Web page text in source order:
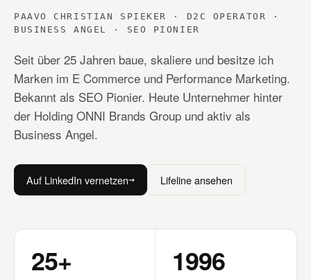
PAAVO CHRISTIAN SPIEKER · D2C OPERATOR ·
BUSINESS ANGEL · SEO PIONIER
Seit über 25 Jahren baue, skaliere und besitze ich
Marken im E Commerce und Performance Marketing.
Bekannt als SEO Pionier. Heute Unternehmer hinter
der Holding ONNI Brands Group und aktiv als
Business Angel.
Auf LinkedIn vernetzen→ Lifeline ansehen
25+ 1996